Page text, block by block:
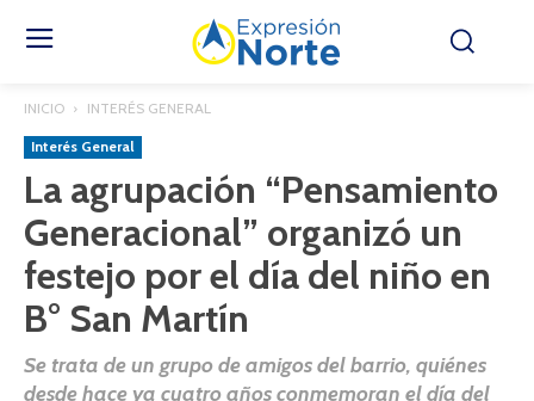
INICIO INTERÉS GENERAL
Interés General
La agrupación “Pensamiento
Generacional” organizó un
festejo por el día del niño en
B° San Martín
Se trata de un grupo de amigos del barrio, quiénes
desde hace ya cuatro años conmemoran el día del